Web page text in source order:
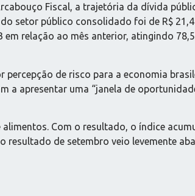
Fiscal, a trajetória da dívida
setor público consolidado foi de R$
em relação ao mês anterior, atingindo
de risco para a economia
a apresentar uma “janela de
Com o resultado, o índice
resultado de setembro veio levemente